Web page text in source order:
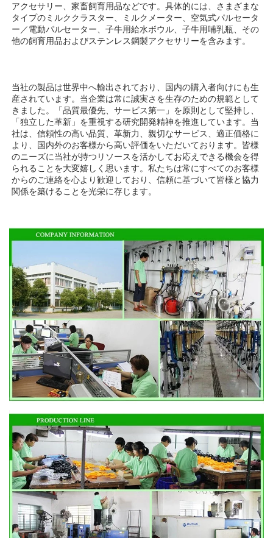
アクセサリー、家畜飼育用品などです。具体的には、さまざまな
タイプのミルククラスター、ミルクメーター、空気式パルセータ
ー／電動パルセーター、子牛用給水ボウル、子牛用哺乳瓶、その
他の飼育用品およびステンレス鋼製アクセサリーを含みます。
当社の製品は世界中へ輸出されており、国内の購入者向けにも生
産されています。当企業は常に誠実さを生存のための規範として
きました。「品質最優先、サービス第一」を原則として堅持し、
「独立した革新」を重視する研究開発精神を推進しています。当
社は、信頼性の高い品質、革新力、親切なサービス、適正価格に
より、国内外のお客様から高い評価をいただいております。皆様
のニーズに当社が持つリソースを活かしてお応えできる機会を得
られることを大変嬉しく思います。私たちは常にすべてのお客様
からのご連絡を心より歓迎しており、信頼に基づいて皆様と協力
関係を築けることを光栄に存じます。